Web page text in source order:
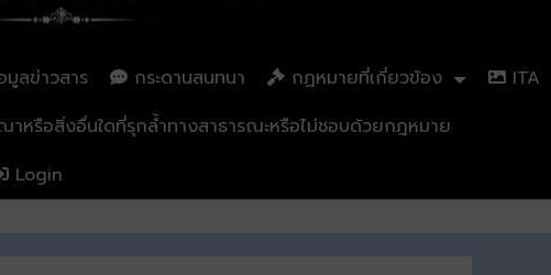
ลข่าวสาร กระดานสนทนา กฏหมายที่เกี่ยวข้อง
ITA
าหรือสิ่งอื่นใดที่รุกล้ำทางสาธารณะหรือไม่ชอบด้วยกฎหมาย
Login